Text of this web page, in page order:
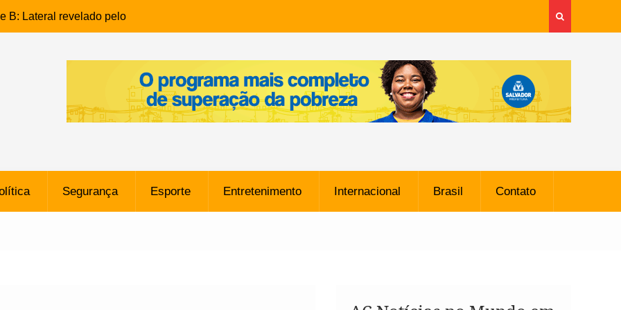
B: Lateral revelado pelo
do Novorizontino de
policial na Bahia prende 14
ligada a ‘Zói de Gato’, do
Freitas: Homem é
bairro Caji
Dívida de R$ 80 Milhões
Segurança Esporte Entretenimento Internacional Brasil Contato